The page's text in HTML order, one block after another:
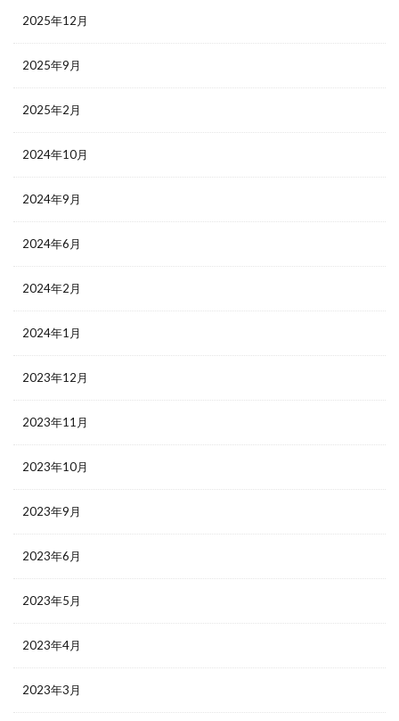
2025年12月
2025年9月
2025年2月
2024年10月
2024年9月
2024年6月
2024年2月
2024年1月
2023年12月
2023年11月
2023年10月
2023年9月
2023年6月
2023年5月
2023年4月
2023年3月